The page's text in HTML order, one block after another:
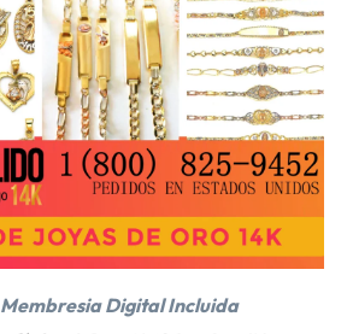
Membresia Digital Incluida